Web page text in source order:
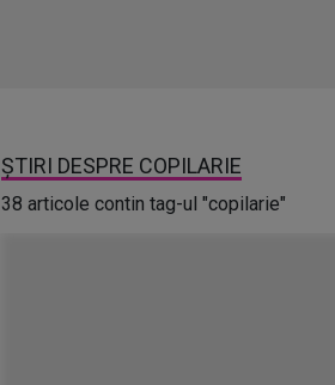
ȘTIRI DESPRE COPILARIE
38 articole contin tag-ul "copilarie"